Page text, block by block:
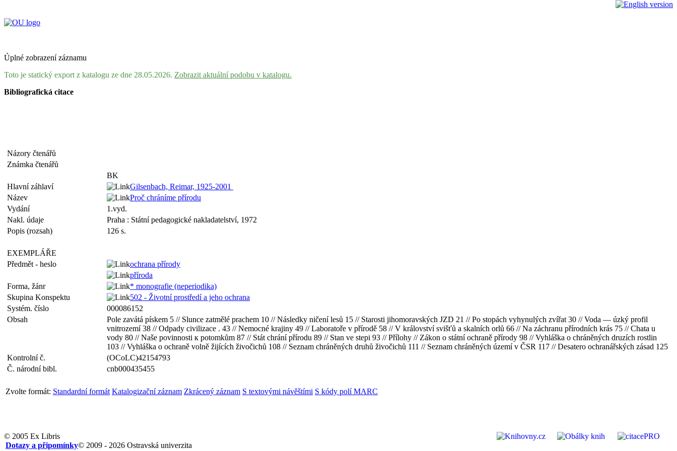
Úplné zobrazení záznamu
Toto je statický export z katalogu ze dne 28.05.2026. Zobrazit aktuální podobu v katalogu.
Bibliografická citace
Názory čtenářů
Známka čtenářů
BK
Hlavní záhlaví
Gilsenbach, Reimar, 1925-2001
Název
Proč chráníme přírodu
Vydání
1.vyd.
Nakl. údaje
Praha : Státní pedagogické nakladatelství, 1972
Popis (rozsah)
126 s.
EXEMPLÁŘE
Předmět - heslo
ochrana přírody
příroda
Forma, žánr
* monografie (neperiodika)
Skupina Konspektu
502 - Životní prostředí a jeho ochrana
Systém. číslo
000086152
Obsah
Pole zavátá pískem 5 // Slunce zatmělé prachem 10 // Následky ničení lesů 15 // Starosti jihomoravských JZD 21 // Po stopách vyhynulých zvířat 30 // Voda — úzký profil
vnitrozemí 38 // Odpady civilizace . 43 // Nemocné krajiny 49 // Laboratoře v přírodě 58 // V království svišťů a skalních orlů 66 // Na záchranu přírodních krás 75 // Chata u
vody 80 // Naše povinnosti к potomkům 87 // Stát chrání přírodu 89 // Stan ve stepi 93 // Přílohy // Zákon o státní ochraně přírody 98 // Vyhláška o chráněných druzích rostlin
103 // Vyhláška o ochraně volně žijících živočichů 108 // Seznam chráněných druhů živočichů 111 // Seznam chráněných území v ČSR 117 // Desatero ochranářských zásad 125
Kontrolní č.
(OCoLC)42154793
Č. národní bibl.
cnb000435455
Zvolte formát: Standardní formát Katalogizační záznam Zkrácený záznam S textovými návěštími S kódy polí MARC
© 2005 Ex Libris
© 2009 - 2026 Ostravská univerzita
Dotazy a připomínky